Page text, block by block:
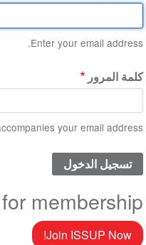
Enter your email address.
كلمة المرور
your email address.
membership
Join ISSUP Now!